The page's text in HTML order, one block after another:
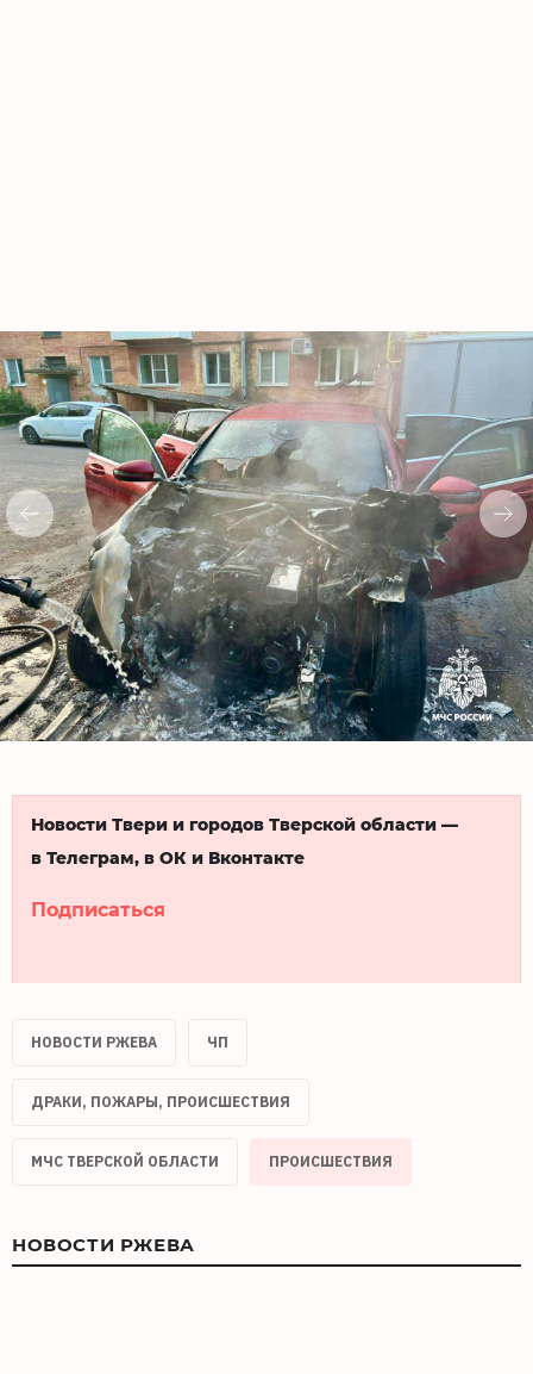
Новости Твери и городов Тверской области —
в Телеграм, в ОК и Вконтакте
Подписаться
НОВОСТИ РЖЕВА ЧП
ДРАКИ, ПОЖАРЫ, ПРОИСШЕСТВИЯ
МЧС ТВЕРСКОЙ ОБЛАСТИ ПРОИСШЕСТВИЯ
НОВОСТИ РЖЕВА